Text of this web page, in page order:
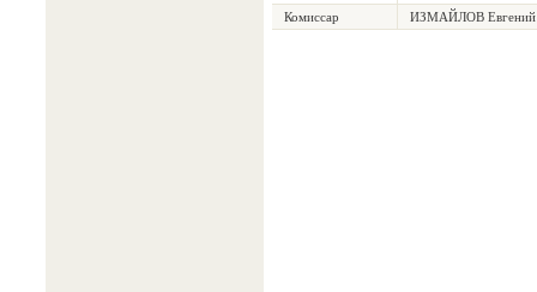
Комиссар
ИЗМАЙЛОВ Евгений